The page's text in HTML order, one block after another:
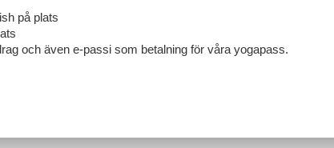
på plats
och även e-passi som betalning för våra yogapass.